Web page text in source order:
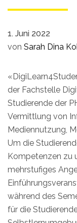
1. Juni 2022
von Sarah Dina
der Fachstelle
Studierende der
Vermittlung von
Mediennutzung,
Um die
Kompetenzen zu
mehrstufiges
während des
für die